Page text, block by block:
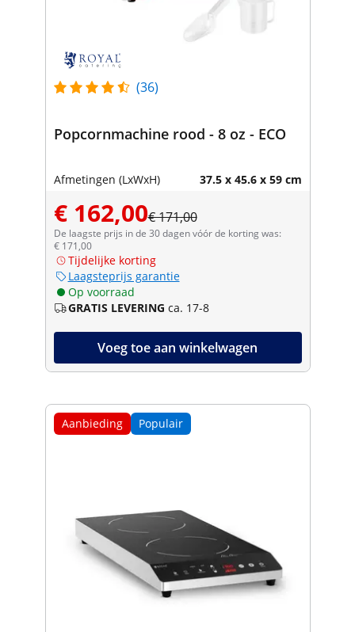
(36)
Popcornmachine rood - 8 oz - ECO
Afmetingen (LxWxH) 37.5 x 45.6 x 59 cm
€ 162,00€ 171,00
De laagste prijs in de 30 dagen vóór de korting was:
€ 171,00
Tijdelijke korting
Laagsteprijs garantie
Op voorraad
GRATIS LEVERING ca. 17-8
Voeg toe aan winkelwagen
Aanbieding Populair